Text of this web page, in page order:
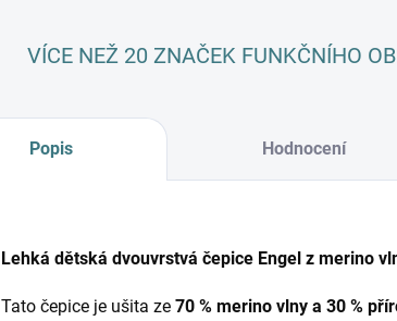
VÍCE NEŽ 20 ZNAČEK FUNKČNÍHO
Popis Hodnocení
Lehká dětská dvouvrstvá čepice Engel z merino
Tato čepice je ušita ze 70 % merino vlny a 30 %